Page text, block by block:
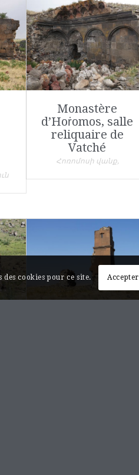
Monastère
d’Hoṙomos, salle
reliquaire de
Vatché
Հոռոմոսի վանք,
cookies pour ce site. Accepter